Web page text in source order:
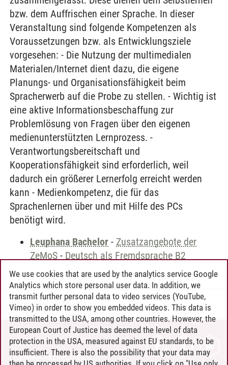
bzw. dem Auffrischen einer Sprache. In dieser
Veranstaltung sind folgende Kompetenzen als
Voraussetzungen bzw. als Entwicklungsziele
vorgesehen: - Die Nutzung der multimedialen
Materialen/Internet dient dazu, die eigene
Planungs- und Organisationsfähigkeit beim
Spracherwerb auf die Probe zu stellen. - Wichtig ist
eine aktive Informationsbeschaffung zur
Problemlösung von Fragen über den eigenen
medienunterstützten Lernprozess. -
Verantwortungsbereitschaft und
Kooperationsfähigkeit sind erforderlich, weil
dadurch ein größerer Lernerfolg erreicht werden
kann - Medienkompetenz, die für das
Sprachenlernen über und mit Hilfe des PCs
benötigt wird.
Leuphana Bachelor - Zusatzangebote der
ZeMoS - Deutsch als Fremdsprache B2
Andreea Tribel 30.06.2024
CONTACT
LEUPHANA AS EMPLOYER
We use cookies that are used by the analytics service Google
Analytics which store personal user data. In addition, we
transmit further personal data to video services (YouTube,
Vimeo) in order to show you embedded videos. This data is
transmitted to the USA, among other countries. However, the
European Court of Justice has deemed the level of data
protection in the USA, measured against EU standards, to be
insufficient. There is also the possibility that your data may